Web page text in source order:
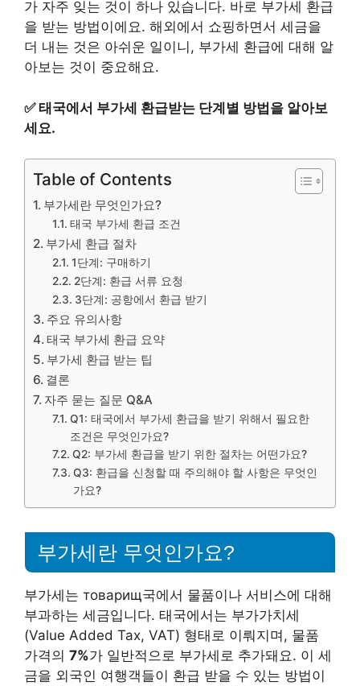
가 자주 잊는 것이 하나 있습니다. 바로 부가세 환급
을 받는 방법이에요. 해외에서 쇼핑하면서 세금을
더 내는 것은 아쉬운 일이니, 부가세 환급에 대해 알
아보는 것이 중요해요.
✅태국에서 부가세 환급받는 단계별 방법을 알아보
세요.
Table of Contents
부가세란 무엇인가요?
태국 부가세 환급 조건
부가세 환급 절차
1단계: 구매하기
2단계: 환급 서류 요청
3단계: 공항에서 환급 받기
주요 유의사항
태국 부가세 환급 요약
부가세 환급 받는 팁
결론
자주 묻는 질문 Q&A
Q1: 태국에서 부가세 환급을 받기 위해서 필요한
조건은 무엇인가요?
Q2: 부가세 환급을 받기 위한 절차는 어떤가요?
Q3: 환급을 신청할 때 주의해야 할 사항은 무엇인
가요?
부가세란 무엇인가요?
부가세는 товарищ국에서 물품이나 서비스에 대해
부과하는 세금입니다. 태국에서는 부가가치세
(Value Added Tax, VAT) 형태로 이뤄지며, 물품
가격의 7%가 일반적으로 부가세로 추가돼요. 이 세
금을 외국인 여행객들이 환급 받을 수 있는 방법이